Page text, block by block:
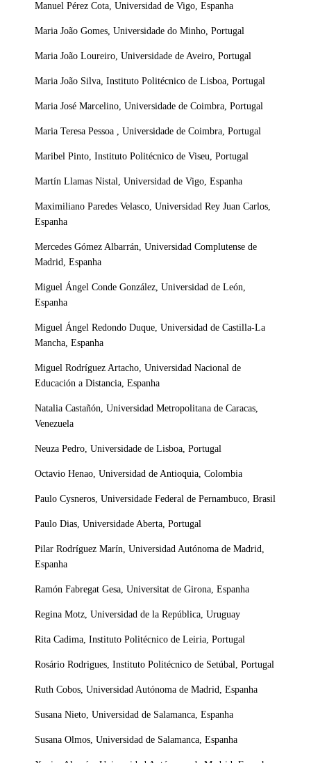
Manuel Pérez Cota, Universidad de Vigo, Espanha
Maria João Gomes, Universidade do Minho, Portugal
Maria João Loureiro, Universidade de Aveiro, Portugal
Maria João Silva, Instituto Politécnico de Lisboa, Portugal
Maria José Marcelino, Universidade de Coimbra, Portugal
Maria Teresa Pessoa , Universidade de Coimbra, Portugal
Maribel Pinto, Instituto Politécnico de Viseu, Portugal
Martín Llamas Nistal, Universidad de Vigo, Espanha
Maximiliano Paredes Velasco, Universidad Rey Juan Carlos,
Espanha
Mercedes Gómez Albarrán, Universidad Complutense de
Madrid, Espanha
Miguel Ángel Conde González, Universidad de León,
Espanha
Miguel Ángel Redondo Duque, Universidad de Castilla-La
Mancha, Espanha
Miguel Rodríguez Artacho, Universidad Nacional de
Educación a Distancia, Espanha
Natalia Castañón, Universidad Metropolitana de Caracas,
Venezuela
Neuza Pedro, Universidade de Lisboa, Portugal
Octavio Henao, Universidad de Antioquia, Colombia
Paulo Cysneros, Universidade Federal de Pernambuco, Brasil
Paulo Dias, Universidade Aberta, Portugal
Pilar Rodríguez Marín, Universidad Autónoma de Madrid,
Espanha
Ramón Fabregat Gesa, Universitat de Girona, Espanha
Regina Motz, Universidad de la República, Uruguay
Rita Cadima, Instituto Politécnico de Leiria, Portugal
Rosário Rodrigues, Instituto Politécnico de Setúbal, Portugal
Ruth Cobos, Universidad Autónoma de Madrid, Espanha
Susana Nieto, Universidad de Salamanca, Espanha
Susana Olmos, Universidad de Salamanca, Espanha